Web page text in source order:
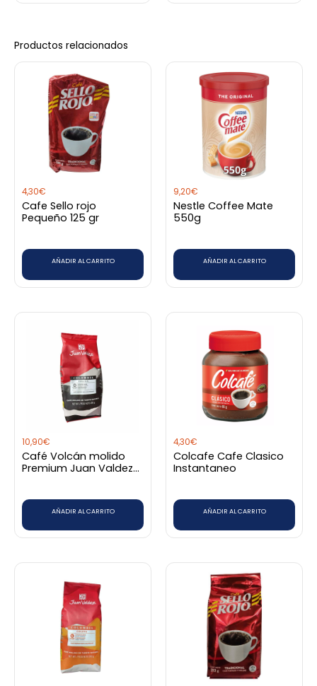
Productos relacionados
4,30€
Cafe Sello rojo
Pequeño 125 gr
AÑADIR AL CARRITO
9,20€
Nestle Coffee Mate
550g
AÑADIR AL CARRITO
10,90€
Café Volcán molido
Premium Juan Valdez
AÑADIR AL CARRITO
4,30€
Colcafe Cafe Clasico
Instantaneo
AÑADIR AL CARRITO